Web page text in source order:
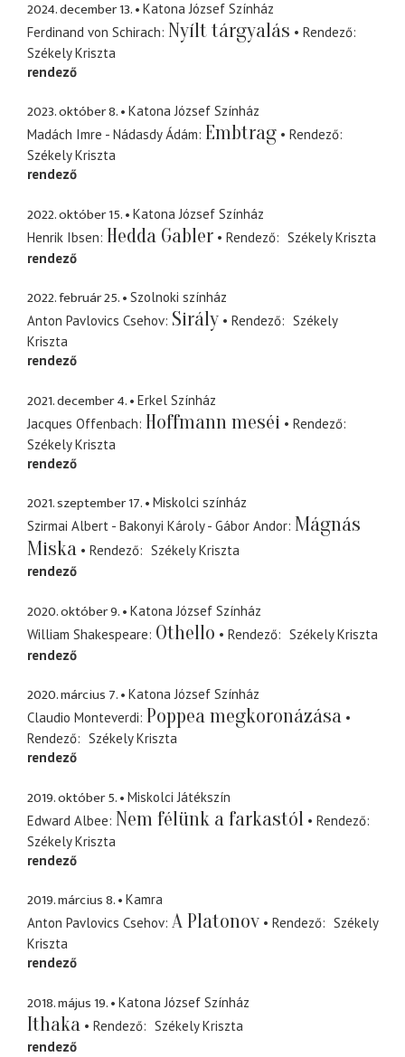
2024. december 13.
Katona József Színház
Ferdinand von Schirach Nyílt tárgyalás
Rendező
Székely Kriszta
rendező
2023. október 8.
Katona József Színház
Madách Imre - Nádasdy Ádám Embtrag
Rendező
Székely Kriszta
rendező
2022. október 15.
Katona József Színház
Henrik Ibsen Hedda Gabler Rendező
Székely Kriszta
rendező
2022. február 25.
Szolnoki színház
Anton Pavlovics Csehov Sirály Rendező
Székely
Kriszta
rendező
2021. december 4.
Erkel Színház
Jacques Offenbach Hoffmann meséi
Rendező
Székely Kriszta
rendező
2021. szeptember 17.
Miskolci színház
Szirmai Albert - Bakonyi Károly - Gábor Andor Mágnás
Miska
Rendező
Székely Kriszta
rendező
2020. október 9.
Katona József Színház
William Shakespeare Othello Rendező
Székely Kriszta
rendező
2020. március 7.
Katona József Színház
Claudio Monteverdi Poppea megkoronázása
Rendező
Székely Kriszta
rendező
2019. október 5.
Miskolci Játékszín
Edward Albee Nem félünk a farkastól
Rendező
Székely Kriszta
rendező
2019. március 8.
Kamra
Anton Pavlovics Csehov A Platonov Rendező
Székely
Kriszta
rendező
2018. május 19. Katona József Színház
Ithaka Rendező
Székely Kriszta
rendező